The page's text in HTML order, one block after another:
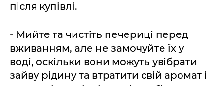
після купівлі.
- Мийте та чистіть печериці перед
вживанням, але не замочуйте їх у
воді, оскільки вони можуть увібрати
зайву рідину та втратити свій аромат і